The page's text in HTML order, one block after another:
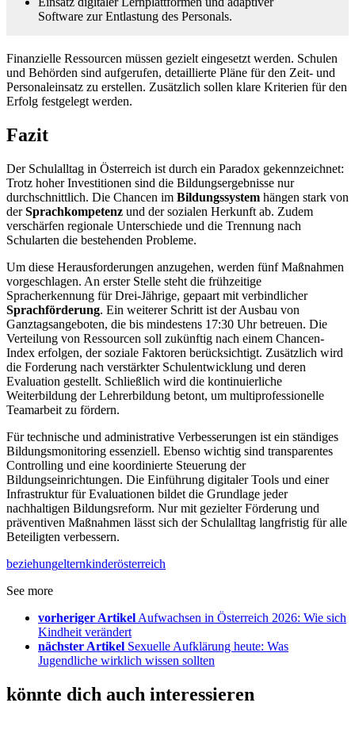
Software zur Entlastung des Personals.
Finanzielle Ressourcen müssen gezielt eingesetzt werden. Schulen
und Behörden sind aufgerufen, detaillierte Pläne für den Zeit- und
Personaleinsatz zu erstellen. Zusätzlich sollen klare Kriterien für den
Erfolg festgelegt werden.
Fazit
Der Schulalltag in Österreich ist durch ein Paradox gekennzeichnet:
Trotz hoher Investitionen sind die Bildungsergebnisse nur
durchschnittlich. Die Chancen im Bildungssystem hängen stark von
derSprachkompetenz und der sozialen Herkunft ab. Zudem
verschärfen regionale Unterschiede und die Trennung nach
Schularten die bestehenden Probleme.
Um diese Herausforderungen anzugehen, werden fünf Maßnahmen
vorgeschlagen. An erster Stelle steht die frühzeitige
Spracherkennung für Drei-Jährige, gepaart mit verbindlicher
Sprachförderung. Ein weiterer Schritt ist der Ausbau von
Ganztagsangeboten, die bis mindestens 17:30 Uhr betreuen. Die
Verteilung von Ressourcen soll zukünftig nach einem Chancen-
Index erfolgen, der soziale Faktoren berücksichtigt. Zusätzlich wird
die Forderung nach verstärkter Schulentwicklung und deren
Evaluation gestellt. Schließlich wird die kontinuierliche
Weiterbildung der Lehrerbildung betont, um multiprofessionelle
Teamarbeit zu fördern.
Für technische und administrative Verbesserungen ist ein ständiges
Bildungsmonitoring essenziell. Ebenso wichtig sind transparentes
Controlling und eine koordinierte Steuerung der
Bildungseinrichtungen. Die Einführung digitaler Tools und einer
Infrastruktur für Evaluationen bildet die Grundlage jeder
nachhaltigen Bildungsreform. Nur mit gezielter Förderung und
präventiven Maßnahmen lässt sich der Schulalltag langfristig für alle
Beteiligten verbessern.
beziehungelternkinderösterreich
See more
vorheriger Artikel Aufwachsen in Österreich 2026: Wie sich
Kindheit verändert
nächster Artikel Sexuelle Aufklärung heute: Was
Jugendliche wirklich wissen sollten
könnte dich auch interessieren